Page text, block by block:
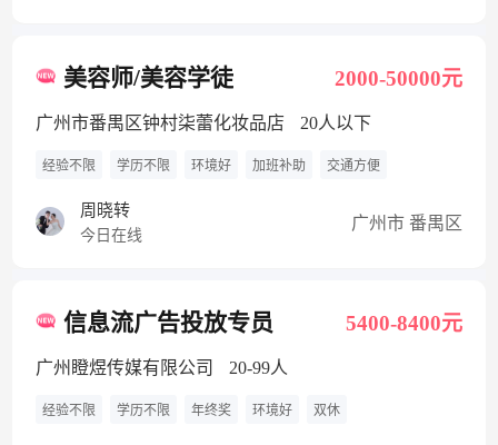
美容师/美容学徒 2000-50000元
广州市番禺区钟村柒蕾化妆品店 20人以下
经验不限 学历不限 环境好 加班补助 交通方便
周晓转
今日在线
广州市 番禺区
信息流广告投放专员 5400-8400元
广州瞪煜传媒有限公司 20-99人
经验不限 学历不限 年终奖 环境好 双休